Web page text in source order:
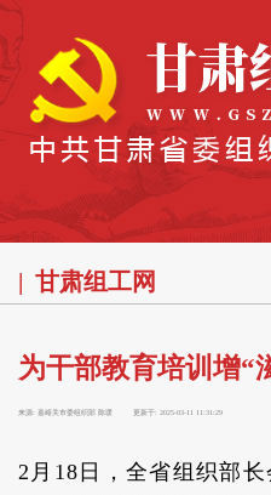
甘肃组工网
为干部教育培训增“
来源: 嘉峪关市委组织部 陈瑗 更新于: 2025-03-11 11:31:29
2月18日，全省组织部